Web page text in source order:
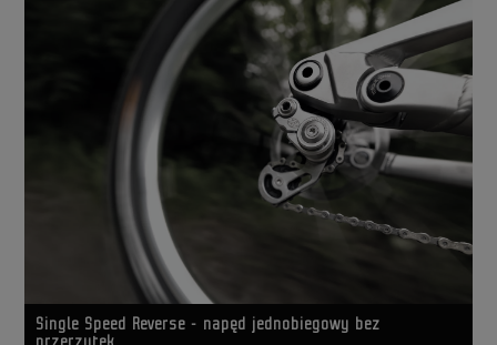
Single Speed Reverse - napęd jednobiegowy bez
przerzutek